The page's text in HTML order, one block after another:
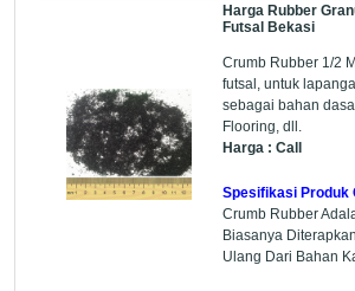
Harga Rubber
Futsal Bekasi
Crumb Rubber 1/2
futsal, untuk
sebagai bahan
Flooring, dll.
Harga : Call
Spesifikasi Produk
Crumb Rubber
Biasanya
Ulang Dari Bahan